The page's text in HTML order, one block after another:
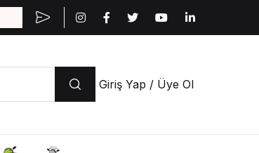
Giriş Yap / Üye Ol